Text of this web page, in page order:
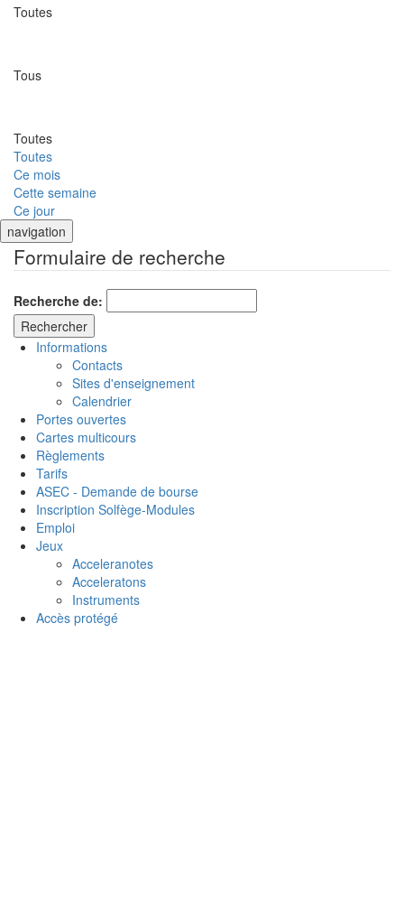
Toutes
Tous
Toutes
Toutes
Ce mois
Cette semaine
Ce jour
navigation
Formulaire de recherche
Recherche de:
Informations
Contacts
Sites d'enseignement
Calendrier
Portes ouvertes
Cartes multicours
Règlements
Tarifs
ASEC - Demande de bourse
Inscription Solfège-Modules
Emploi
Jeux
Acceleranotes
Acceleratons
Instruments
Accès protégé